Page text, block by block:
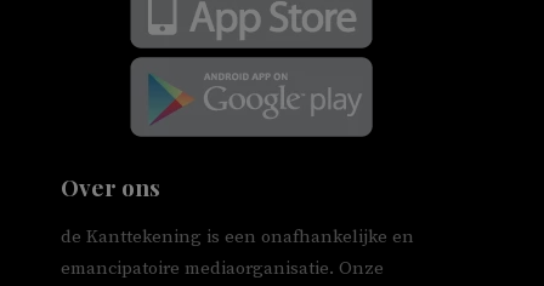
Over ons
de Kanttekening is een onafhankelijke en
emancipatoire mediaorganisatie. Onze